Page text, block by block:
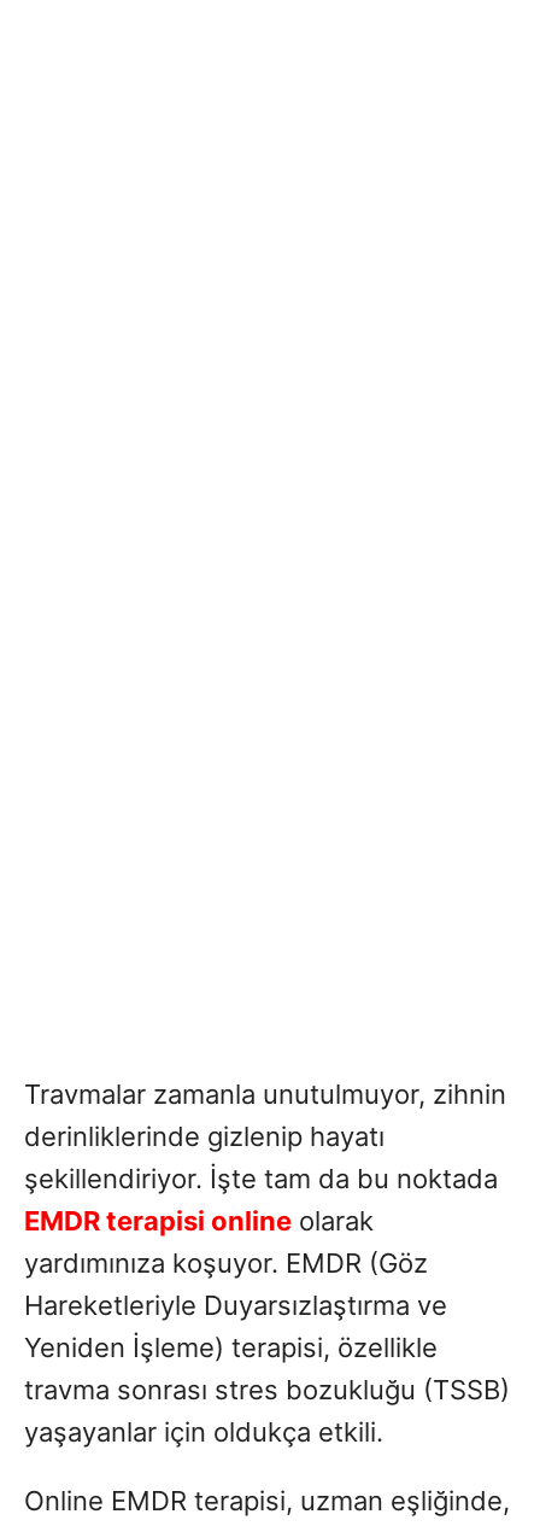
Travmalar zamanla unutulmuyor, zihnin
derinliklerinde gizlenip hayatı
şekillendiriyor. İşte tam da bu noktada
EMDR terapisi online olarak
yardımınıza koşuyor. EMDR (Göz
Hareketleriyle Duyarsızlaştırma ve
Yeniden İşleme) terapisi, özellikle
travma sonrası stres bozukluğu (TSSB)
yaşayanlar için oldukça etkili.
Online EMDR terapisi, uzman eşliğinde,